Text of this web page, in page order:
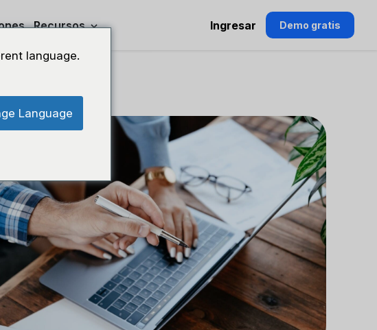
Recursos Ingresar Demo gratis
language.
Language